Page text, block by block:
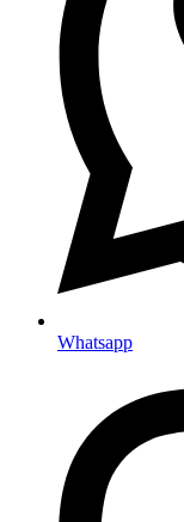
Whatsapp